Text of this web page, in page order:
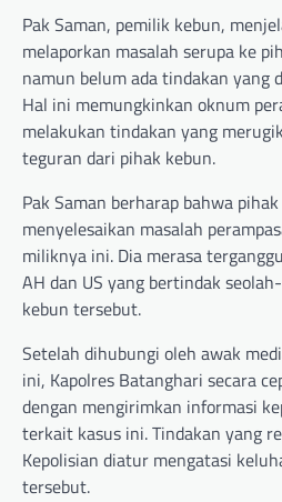
Pak Saman, pemilik kebun,
melaporkan masalah serupa ke
namun belum ada tindakan yang
Hal ini memungkinkan oknum
melakukan tindakan yang
teguran dari pihak kebun.
Pak Saman berharap bahwa
menyelesaikan masalah
miliknya ini. Dia merasa
AH dan US yang bertindak
kebun tersebut.
Setelah dihubungi oleh awak
ini, Kapolres Batanghari secara
dengan mengirimkan informasi
terkait kasus ini. Tindakan yang
Kepolisian diatur mengatasi
tersebut.